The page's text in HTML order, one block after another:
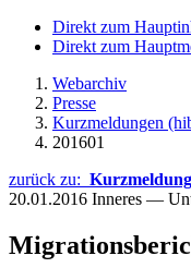
Direkt zum
Direkt zum
Webarchiv
Presse
Kurzmeldungen
201601
zurück zu:
20.01.2016 Inneres —